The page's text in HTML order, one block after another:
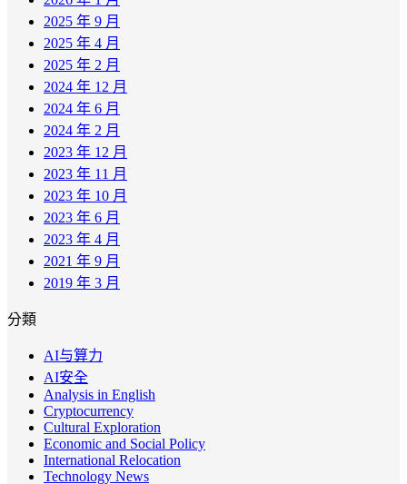
2025 年 9 月
2025 年 4 月
2025 年 2 月
2024 年 12 月
2024 年 6 月
2024 年 2 月
2023 年 12 月
2023 年 11 月
2023 年 10 月
2023 年 6 月
2023 年 4 月
2021 年 9 月
2019 年 3 月
分類
AI与算力
AI安全
Analysis in English
Cryptocurrency
Cultural Exploration
Economic and Social Policy
International Relocation
Technology News